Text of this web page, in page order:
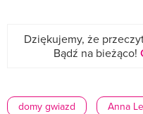
Dziękujemy, że
Bądź na bieżąco!
domy gwiazd
Anna